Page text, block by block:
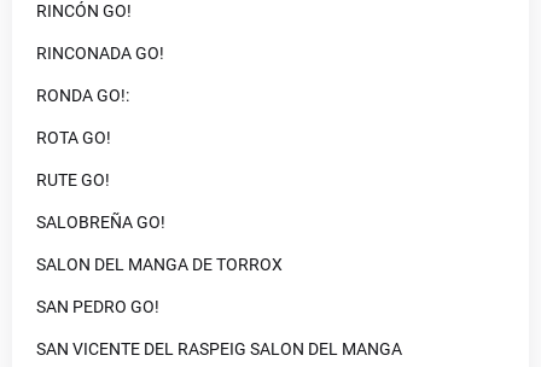
RINCÓN GO!
RINCONADA GO!
RONDA GO!:
ROTA GO!
RUTE GO!
SALOBREÑA GO!
SALON DEL MANGA DE TORROX
SAN PEDRO GO!
SAN VICENTE DEL RASPEIG SALON DEL MANGA